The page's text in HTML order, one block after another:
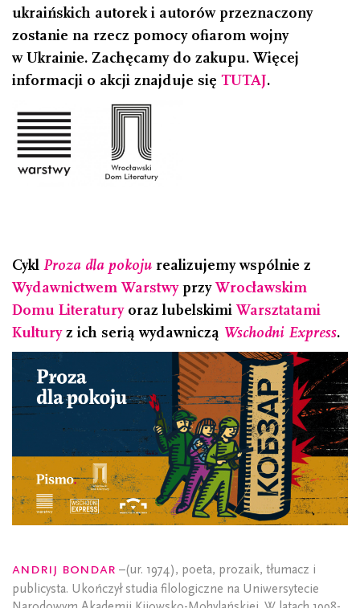
ukraińskich autorek i autorów przeznaczony
zostanie na rzecz pomocy ofiarom wojny
w Ukrainie. Zachęcamy do zakupu. Więcej
informacji o akcji znajduje się TUTAJ.
Cykl Proza dla pokoju realizujemy wspólnie z
Wydawnictwem WarstwyprzyWrocławskim
Domu Literaturyoraz lubelskimiWarsztatami
Kulturyz ich serią wydawniczą Wschodni Express.
Andrij Bondar –(ur. 1974), poeta, prozaik, tłumacz i
publicysta. Ukończył studia filologiczne na Uniwersytecie